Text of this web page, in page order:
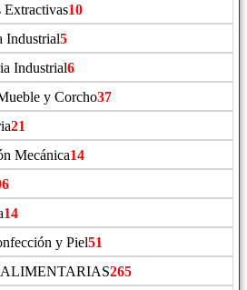
Extractivas10
Industrial5
Industrial6
y Corcho37
21
Mecánica14
14
y Piel51
265